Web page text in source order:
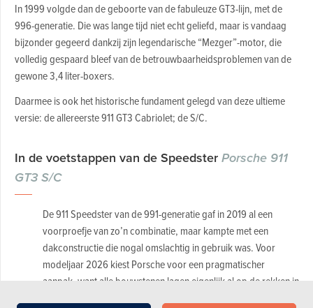
In 1999 volgde dan de geboorte van de fabuleuze GT3-lijn, met de
996-generatie. Die was lange tijd niet echt geliefd, maar is vandaag
bijzonder gegeerd dankzij zijn legendarische “Mezger”-motor, die
volledig gespaard bleef van de betrouwbaarheidsproblemen van de
gewone 3,4 liter-boxers.
Daarmee is ook het historische fundament gelegd van deze ultieme
versie: de allereerste 911 GT3 Cabriolet; de S/C.
In de voetstappen van de Speedster Porsche 911
GT3 S/C
De 911 Speedster van de 991-generatie gaf in 2019 al een
voorproefje van zo’n combinatie, maar kampte met een
dakconstructie die nogal omslachtig in gebruik was. Voor
modeljaar 2026 kiest Porsche voor een pragmatischer
aanpak, want alle bouwstenen lagen eigenlijk al op de rekken in